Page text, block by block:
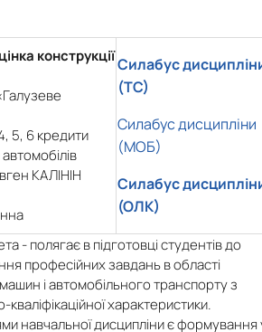
конструкції
5, 6 кредити
автомобілів
КАЛІНІН
Силабус
(ТС)
Силабус дисципліни
(МОБ)
Силабус
(ОЛК)
- полягає в підготовці студентів до
професійних завдань в області
і автомобільного транспорту з
характеристики.
навчальної дисципліни є формування